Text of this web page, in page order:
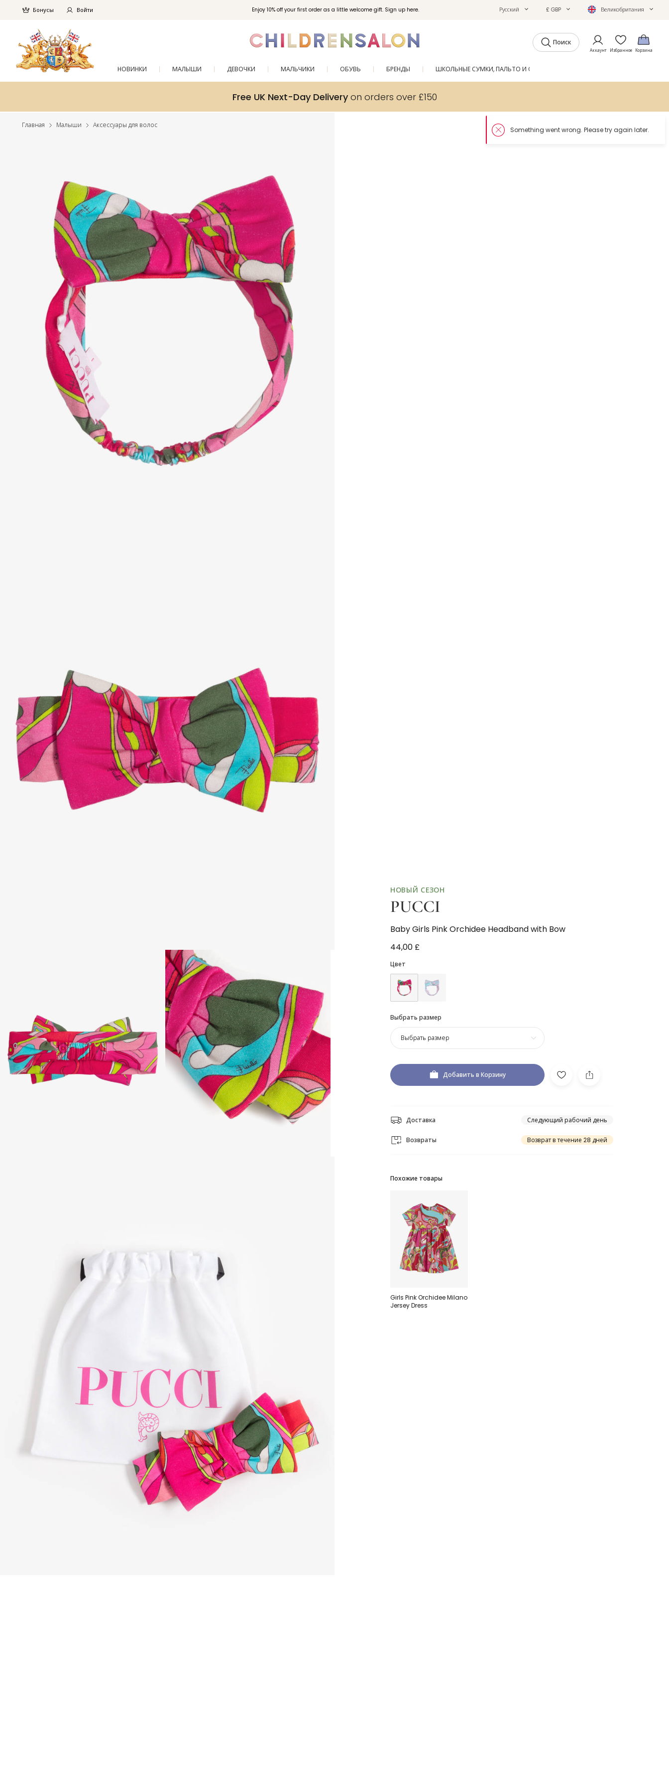
Enjoy 10% off your first order as a little welcome gift. Sign up here.
Бонусы Войти Русский £ GBP Великобритания
Поиск
Аккаунт Избранное Корзина
НОВИНКИ МАЛЫШИ ДЕВОЧКИ МАЛЬЧИКИ ОБУВЬ БРЕНДЫ ШКОЛЬНЫЕ СУМКИ, ПАЛЬТО И ОБУВЬ
Free UK Next-Day Deliveryon orders over £150
Главная Малыши Аксессуары для волос
НОВЫЙ СЕЗОН
PUCCI
Baby Girls Pink Orchidee Headband with Bow
44,00 £
Цвет
Выбрать размер
Выбрать размер
Добавить в Корзину
Доставка Следующий рабочий день
Возвраты Возврат в течение 28 дней
Похожие товары
Girls Pink Orchidee Milano
Jersey Dress